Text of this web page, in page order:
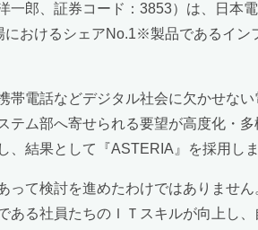
郎、証券コード：3853）は、日本
おけるシェアNo.1※製品であるイン
電話などデジタル社会に欠かせな
ム部へ寄せられる要望が高度化・
結果として『ASTERIA』を採用しま
て検討を進めたわけではありませ
る社員たちのＩＴスキルが向上し